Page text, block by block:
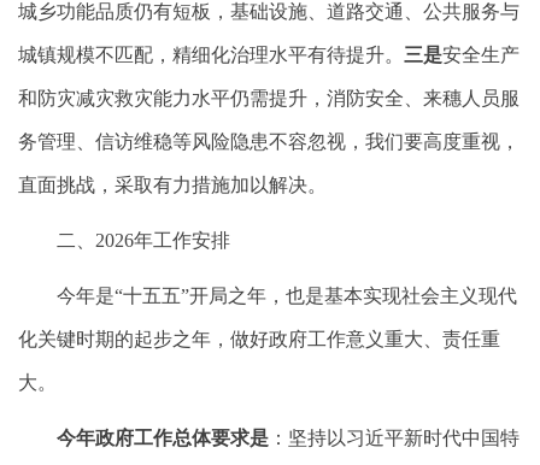
城乡功能品质仍有短板，基础设施、道路交通、公共服务与
城镇规模不匹配，精细化治理水平有待提升。 三是安全生产
和防灾减灾救灾能力水平仍需提升，消防安全、来穗人员服
务管理、信访维稳等风险隐患不容忽视，我们要高度重视，
直面挑战，采取有力措施加以解决。
二、2026年工作安排
今年是“十五五”开局之年，也是基本实现社会主义现代
化关键时期的起步之年，做好政府工作意义重大、责任重
大。
今年政府工作总体要求是 ：坚持以习近平新时代中国特